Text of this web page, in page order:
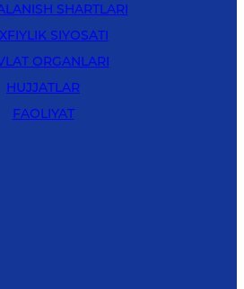
SHARTLARI
SIYOSATI
ORGANLARI
HUJJATLAR
FAOLIYAT